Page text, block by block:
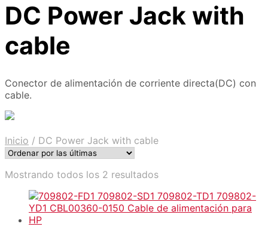
DC Power Jack with
cable
Conector de alimentación de corriente directa(DC) con
cable.
Inicio / DC Power Jack with cable
Mostrando todos los 2 resultadosSorted
latest